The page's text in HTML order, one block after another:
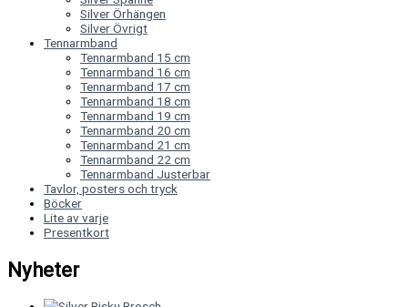
Silver Örhängen
Silver Övrigt
Tennarmband
Tennarmband 15 cm
Tennarmband 16 cm
Tennarmband 17 cm
Tennarmband 18 cm
Tennarmband 19 cm
Tennarmband 20 cm
Tennarmband 21 cm
Tennarmband 22 cm
Tennarmband Justerbar
Tavlor, posters och tryck
Böcker
Lite av varje
Presentkort
Nyheter